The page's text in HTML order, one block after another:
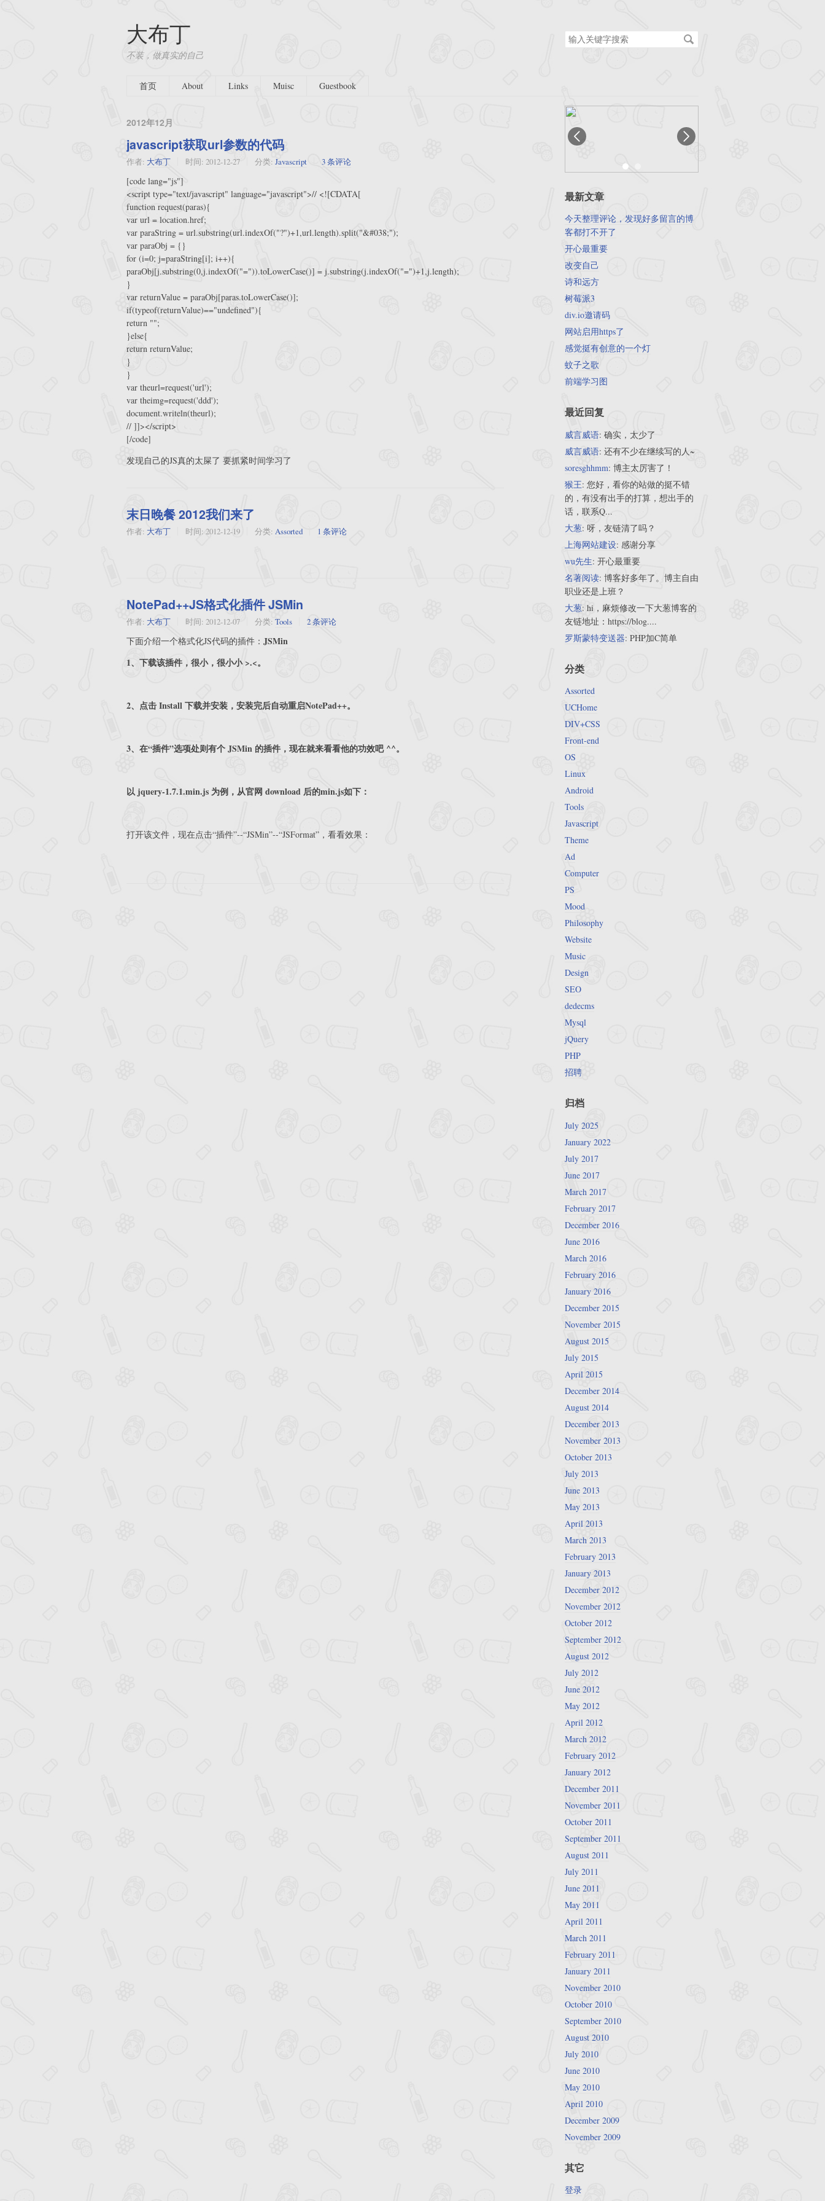
大布丁
不装，做真实的自己
搜
索
首页
About Links Muisc Guestbook
2012年12月
javascript获取url参数的代码
作者: 大布丁 时间: 2012-12-27 分类: Javascript 3 条评论
[code lang="js"]
<script type="text/javascript" language="javascript">// <![CDATA[
function request(paras){
var url = location.href;
var paraString = url.substring(url.indexOf("?")+1,url.length).split("&#038;");
var paraObj = {}
for (i=0; j=paraString[i]; i++){
paraObj[j.substring(0,j.indexOf("=")).toLowerCase()] = j.substring(j.indexOf("=")+1,j.length);
}
var returnValue = paraObj[paras.toLowerCase()];
if(typeof(returnValue)=="undefined"){
return "";
}else{
return returnValue;
}
}
var theurl=request('url');
var theimg=request('ddd');
document.writeln(theurl);
// ]]></script>
[/code]
发现自己的JS真的太屎了 要抓紧时间学习了
末日晚餐 2012我们来了
作者: 大布丁 时间: 2012-12-19 分类: Assorted 1 条评论
NotePad++JS格式化插件 JSMin
作者: 大布丁 时间: 2012-12-07 分类: Tools 2 条评论
下面介绍一个格式化JS代码的插件： JSMin
1、下载该插件，很小，很小小 >.<。
2、点击 Install 下载并安装，安装完后自动重启NotePad++。
3、在“插件”选项处则有个 JSMin 的插件，现在就来看看他的功效吧 ^^。
以 jquery-1.7.1.min.js 为例，从官网 download 后的min.js如下：
打开该文件，现在点击“插件”--“JSMin”--“JSFormat”，看看效果：
最新文章
今天整理评论，发现好多留言的博
客都打不开了
开心最重要
改变自己
诗和远方
树莓派3
div.io邀请码
网站启用https了
感觉挺有创意的一个灯
蚊子之歌
前端学习图
最近回复
威言威语: 确实，太少了
威言威语: 还有不少在继续写的人~
soresghhmm: 博主太厉害了！
猴王: 您好，看你的站做的挺不错
的，有没有出手的打算，想出手的
话，联系Q...
大葱: 呀，友链清了吗？
上海网站建设: 感谢分享
wu先生: 开心最重要
名著阅读: 博客好多年了。博主自由
职业还是上班？
大葱: hi，麻烦修改一下大葱博客的
友链地址：https://blog....
罗斯蒙特变送器: PHP加C简单
分类
Assorted
UCHome
DIV+CSS
Front-end
OS
Linux
Android
Tools
Javascript
Theme
Ad
Computer
PS
Mood
Philosophy
Website
Music
Design
SEO
dedecms
Mysql
jQuery
PHP
招聘
归档
July 2025
January 2022
July 2017
June 2017
March 2017
February 2017
December 2016
June 2016
March 2016
February 2016
January 2016
December 2015
November 2015
August 2015
July 2015
April 2015
December 2014
August 2014
December 2013
November 2013
October 2013
July 2013
June 2013
May 2013
April 2013
March 2013
February 2013
January 2013
December 2012
November 2012
October 2012
September 2012
August 2012
July 2012
June 2012
May 2012
April 2012
March 2012
February 2012
January 2012
December 2011
November 2011
October 2011
September 2011
August 2011
July 2011
June 2011
May 2011
April 2011
March 2011
February 2011
January 2011
November 2010
October 2010
September 2010
August 2010
July 2010
June 2010
May 2010
April 2010
December 2009
November 2009
其它
登录